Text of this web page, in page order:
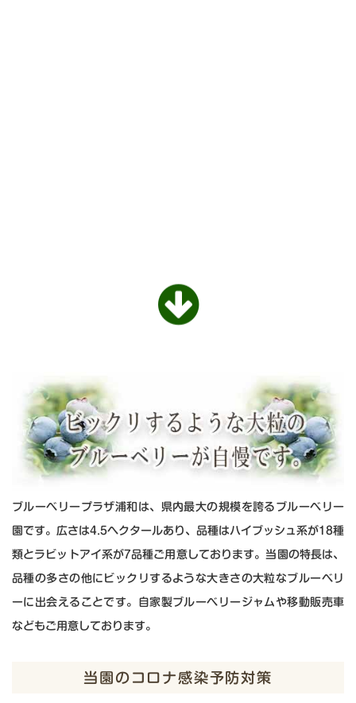
ブルーベリープラザ浦和は、県内最大の規模を誇るブルーベリー
園です。 広さは4.5ヘクタールあり、品種はハイブッシュ系が18種
類とラビットアイ系が7品種ご用意しております。当園の特長は、
品種の多さの他にビックリするような大きさの大粒なブルーベリ
ーに出会えることです。 自家製ブルーベリージャムや移動販売車
などもご用意しております。
当園のコロナ感染予防対策